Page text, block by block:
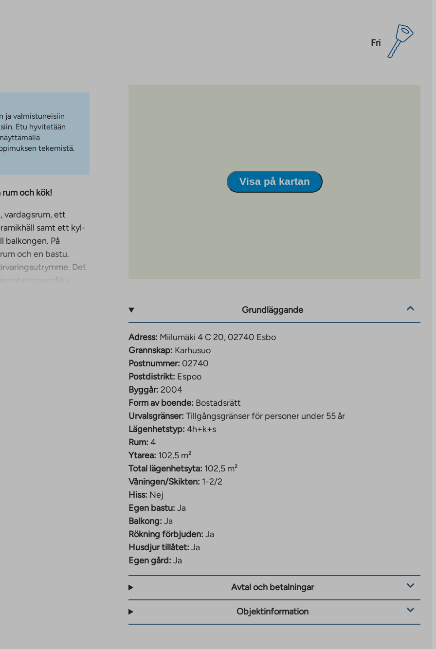
Fri
ja valmistuneisiin
Etu hyvitetään
tekemistä.
och kök!
vardagsrum, ett
samt ett kyl-
balkongen. På
och en bastu.
Det
av en egen
radhus (Miilumäki
totalt 34
har
har även
en parkeringsplats är
Visa på kartan
Grundläggande
Adress: Miilumäki 4 C 20, 02740 Esbo
Grannskap: Karhusuo
Postnummer: 02740
Postdistrikt: Espoo
Byggår: 2004
Form av boende: Bostadsrätt
Urvalsgränser: Tillgångsgränser för personer under 55 år
Lägenhetstyp: 4h+k+s
Rum: 4
Ytarea: 102,5 m²
Total lägenhetsyta: 102,5 m²
Våningen/Skikten: 1-2/2
Hiss: Nej
Egen bastu: Ja
Balkong: Ja
Rökning förbjuden: Ja
Husdjur tillåtet: Ja
Egen gård: Ja
Avtal och betalningar
Objektinformation